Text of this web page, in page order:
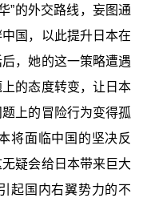
”的外交路线，妄图通
国，以此提升日本在
，她的这一策略遭遇
的态度转变，让日本
上的冒险行为变得孤
将面临中国的坚决反
疑会给日本带来巨大
起国内右翼势力的不